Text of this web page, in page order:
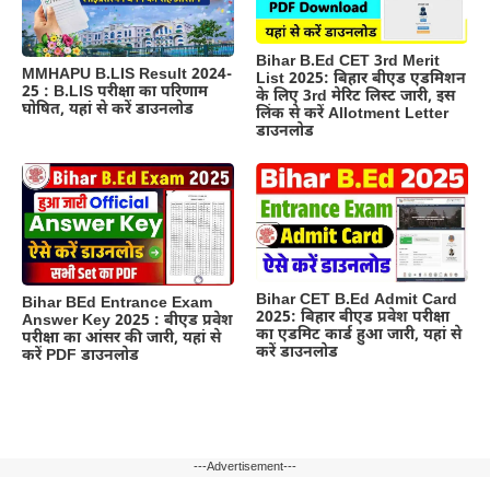
MMHAPU B.LIS Result 2024-
25 : B.LIS परीक्षा का परिणाम
घोषित, यहां से करें डाउनलोड
Bihar B.Ed CET 3rd Merit
List 2025: बिहार बीएड एडमिशन
के लिए 3rd मेरिट लिस्ट जारी, इस
लिंक से करें Allotment Letter
डाउनलोड
Bihar BEd Entrance Exam
Answer Key 2025 : बीएड प्रवेश
परीक्षा का आंसर की जारी, यहां से
करें PDF डाउनलोड
Bihar CET B.Ed Admit Card
2025: बिहार बीएड प्रवेश परीक्षा
का एडमिट कार्ड हुआ जारी, यहां से
करें डाउनलोड
---Advertisement---